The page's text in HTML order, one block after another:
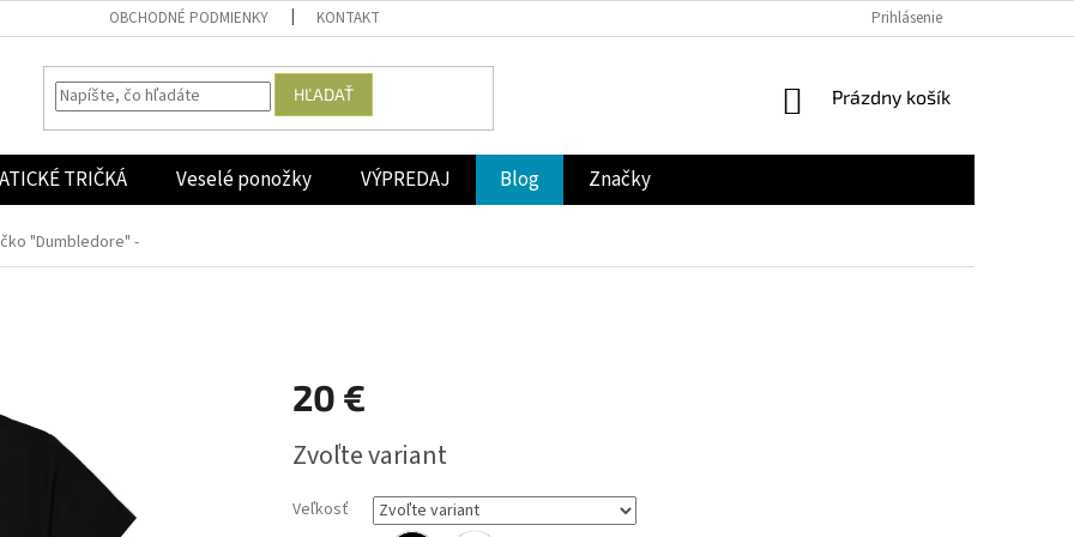
OBCHODNÉ PODMIENKY KONTAKT Prihlásenie
HĽADAŤ
NÁKUPNÝ
Prázdny košík
TRIČKÁ Veselé ponožky VÝPREDAJ Blog Značky
"Dumbledore" -
20 €
cena:
Zvoľte variant
Veľkosť